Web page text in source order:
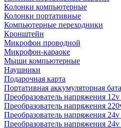
Колонки компьютерные
Колонки портативные
Компьютерные переходники
Кронштейн
Микрофон проводной
Микрофон-караоке
Мыши компьютерные
Наушники
Подарочная карта
Портативная аккумуляторная
Преобразователь напряжения
Преобразователь напряжения
Преобразователь напряжения
Преобразователь напряжения